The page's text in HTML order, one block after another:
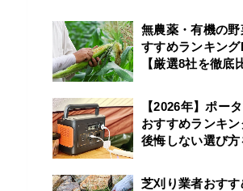
無農薬・有機の
すすめランキング
【厳選8社を徹底
【2026年】ポー
おすすめランキ
後悔しない選び
芝刈り業者おす